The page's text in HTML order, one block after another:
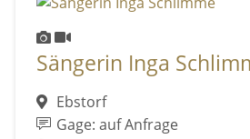
Sängerin Inga
Ebstorf
Gage: auf Anfrage